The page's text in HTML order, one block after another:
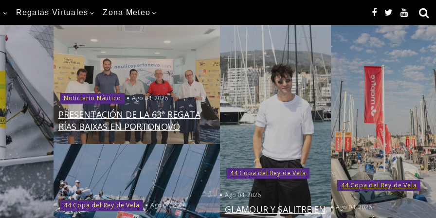
Regatas Virtuales Zona Meteo
Noticiario Náutico Ago 04, 2026
PRESENTACIÓN DE LA 63ª REGATA
RÍAS BAIXAS EN PORTONOVO
44 Copa del Rey de Vela Ago 04, 2026
44 Copa del Rey de Vela
Ago 04, 2026
GLAMOUR Y SALITRE EN
44 Copa del Rey de Vela
Ago 04, 2026